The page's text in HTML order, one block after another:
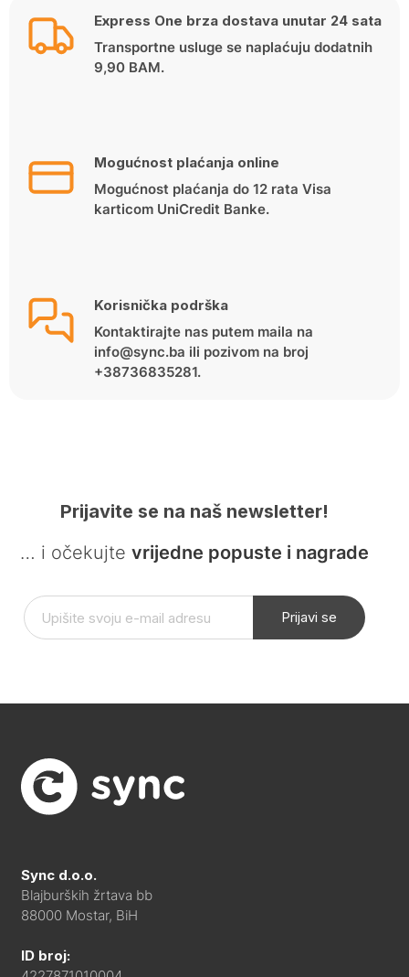
Express One brza dostava unutar 24 sata
Transportne usluge se naplaćuju dodatnih
9,90 BAM.
Mogućnost plaćanja online
Mogućnost plaćanja do 12 rata Visa
karticom UniCredit Banke.
Korisnička podrška
Kontaktirajte nas putem maila na
info@sync.ba ili pozivom na broj
+38736835281.
Prijavite se na naš newsletter!
… i očekujte vrijedne popuste i nagrade
Prijavi se
Sync d.o.o.
Blajburških žrtava bb
88000 Mostar, BiH
ID broj: